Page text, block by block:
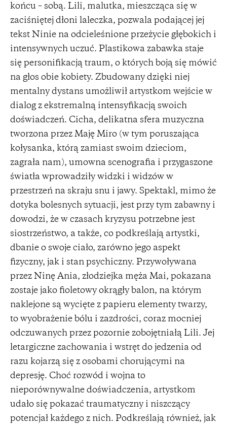
końcu – sobą. Lili, malutka, mieszcząca się w
zaciśniętej dłoni laleczka, pozwala podającej jej
tekst Ninie na odcieleśnione przeżycie głębokich i
intensywnych uczuć. Plastikowa zabawka staje
się personifikacją traum, o których boją się mówić
na głos obie kobiety. Zbudowany dzięki niej
mentalny dystans umożliwił artystkom wejście w
dialog z ekstremalną intensyfikacją swoich
doświadczeń. Cicha, delikatna sfera muzyczna
tworzona przez Maję Miro (w tym poruszająca
kołysanka, którą zamiast swoim dzieciom,
zagrała nam), umowna scenografia i przygaszone
światła wprowadziły widzki i widzów w
przestrzeń na skraju snu i jawy. Spektakl, mimo że
dotyka bolesnych sytuacji, jest przy tym zabawny i
dowodzi, że w czasach kryzysu potrzebne jest
siostrzeństwo, a także, co podkreślają artystki,
dbanie o swoje ciało, zarówno jego aspekt
fizyczny, jak i stan psychiczny. Przywoływana
przez Ninę Ania, złodziejka męża Mai, pokazana
zostaje jako fioletowy okrągły balon, na którym
naklejone są wycięte z papieru elementy twarzy,
to wyobrażenie bólu i zazdrości, coraz mocniej
odczuwanych przez pozornie zobojętniałą Lili. Jej
letargiczne zachowania i wstręt do jedzenia od
razu kojarzą się z osobami chorującymi na
depresję. Choć rozwód i wojna to
nieporównywalne doświadczenia, artystkom
udało się pokazać traumatyczny i niszczący
potencjał każdego z nich. Podkreślają również, jak